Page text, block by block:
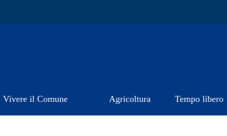
Vivere il Comune Agricoltura Tempo libero